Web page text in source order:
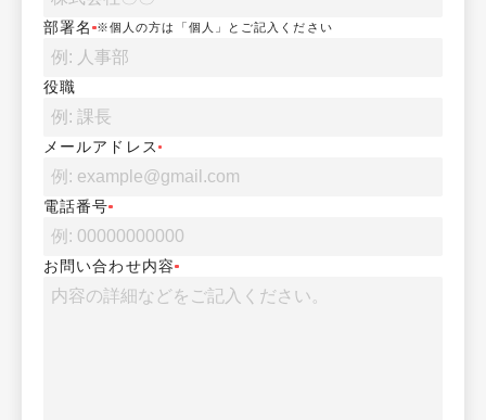
部署名 ※個人の方は「個人」とご記入ください
役職
メールアドレス
電話番号
お問い合わせ内容